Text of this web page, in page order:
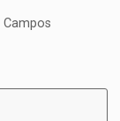
Campos